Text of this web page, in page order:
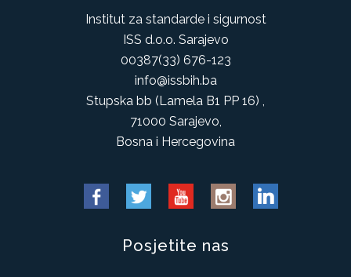
Institut za standarde i sigurnost
ISS d.o.o. Sarajevo
00387(33) 676-123
info@issbih.ba
Stupska bb (Lamela B1 PP 16) ,
71000 Sarajevo,
Bosna i Hercegovina
Posjetite nas